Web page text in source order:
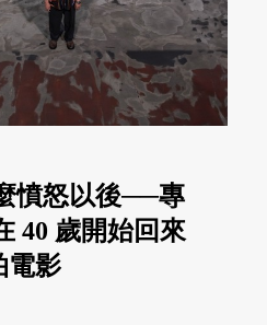
憤怒以後──專
40 歲開始回來
電影